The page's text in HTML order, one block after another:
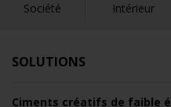
Société Intérieur
SOLUTIONS
Ciments créatifs de faible